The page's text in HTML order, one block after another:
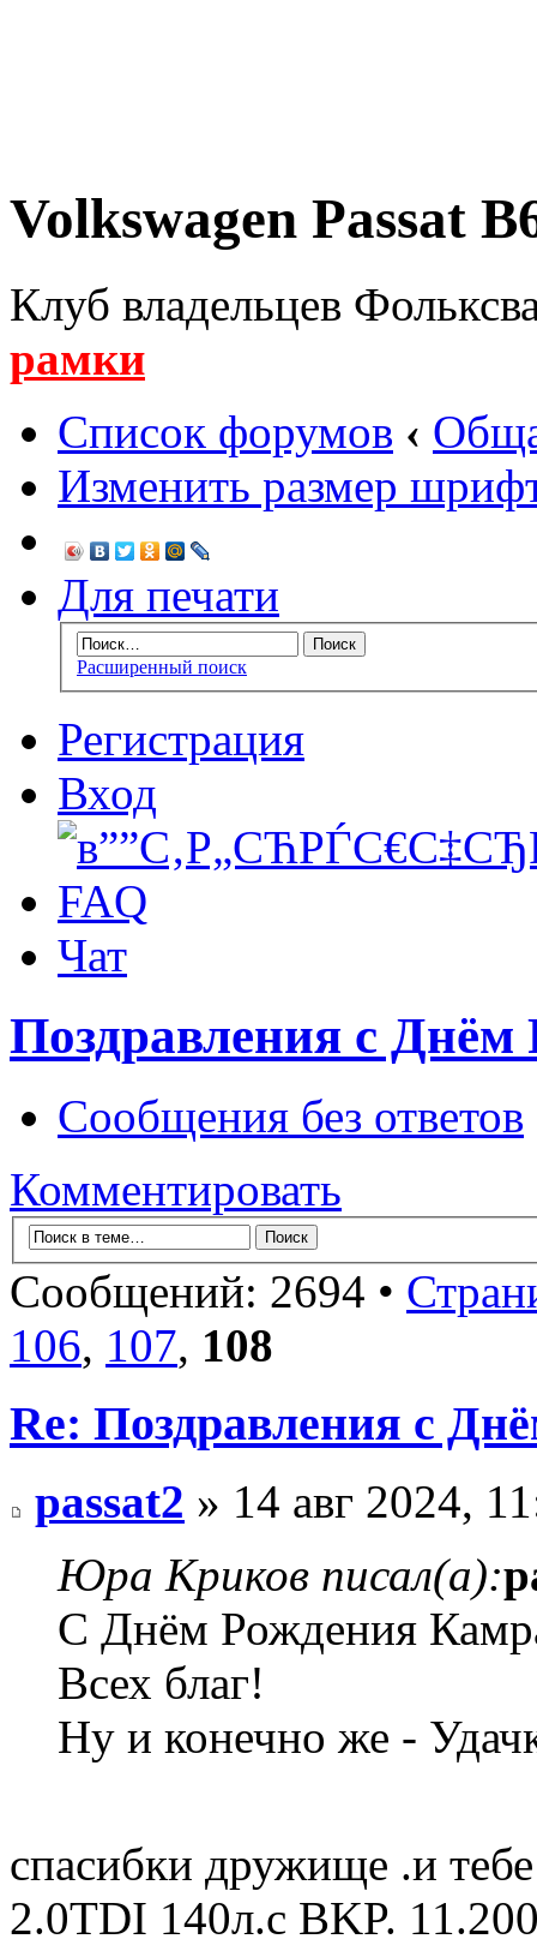
Volkswagen Passat
Клуб владельцев
рамки
Список форумов ‹
Изменить размер
Для печати
Расширенный поиск
Регистрация
Вход
FAQ
Чат
Поздравления с
Сообщения без ответов
Комментировать
Сообщений: 2694 •
106, 107, 108
Re: Поздравления с
passat2 » 14 авг 2024,
Юра Криков писал(а):
С Днём Рождения
Всех благ!
Ну и конечно же -
спасибки дружище .и
2.0TDI 140л.с BKP.